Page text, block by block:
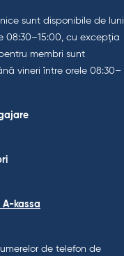
sunt disponibile de luni
08:30–15:00, cu excepția
membri sunt
vineri între orele 08:30–
A-kassa
de telefon de